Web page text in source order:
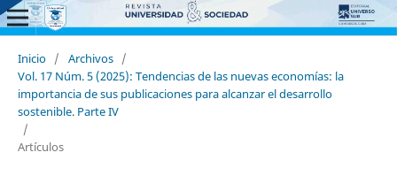
Inicio / Archivos /
Vol. 17 Núm. 5 (2025): Tendencias de las nuevas economías: la
importancia de sus publicaciones para alcanzar el desarrollo
sostenible. Parte IV
/
Artículos